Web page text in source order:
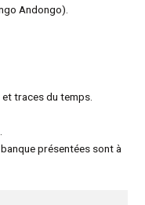
Andongo).
traces du temps.
présentées sont à